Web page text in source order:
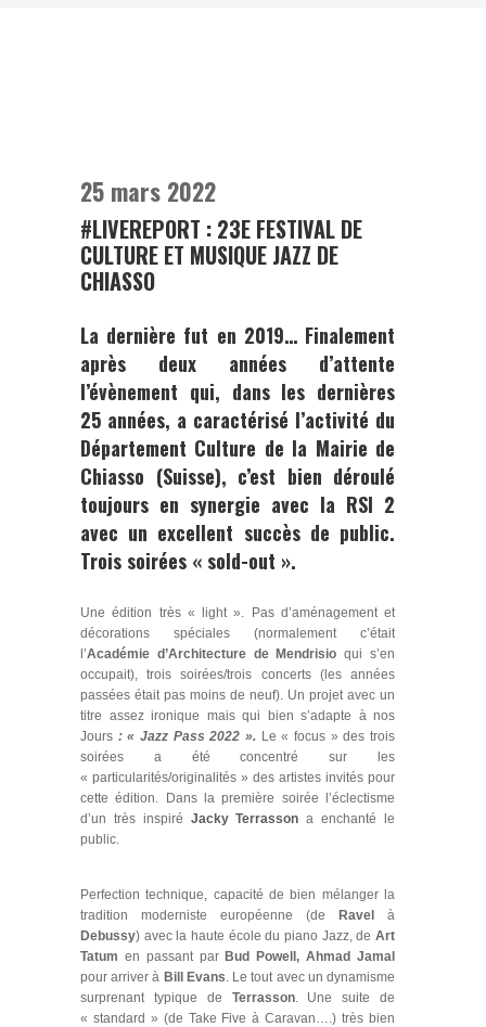
25 mars 2022
#LIVEREPORT : 23E FESTIVAL DE
CULTURE ET MUSIQUE JAZZ DE
CHIASSO
La dernière fut en 2019… Finalement
après deux années d’attente
l’évènement qui, dans les dernières
25 années, a caractérisé l’activité du
Département Culture de la Mairie de
Chiasso (Suisse), c’est bien déroulé
toujours en synergie avec la RSI 2
avec un excellent succès de public.
Trois soirées « sold-out ».
Une édition très « light ». Pas d’aménagement et
décorations spéciales (normalement c’était
l’Académie d’Architecture de Mendrisio qui s’en
occupait), trois soirées/trois concerts (les années
passées était pas moins de neuf). Un projet avec un
titre assez ironique mais qui bien s’adapte à nos
Jours : « Jazz Pass 2022 ». Le « focus » des trois
soirées a été concentré sur les
« particularités/originalités » des artistes invités pour
cette édition. Dans la première soirée l’éclectisme
d’un très inspiré Jacky Terrasson a enchanté le
public.
Perfection technique, capacité de bien mélanger la
tradition moderniste européenne (de
Ravel
à
Debussy) avec la haute école du piano Jazz, de Art
Tatum en passant par Bud Powell, Ahmad Jamal
pour arriver à Bill Evans. Le tout avec un dynamisme
surprenant typique de Terrasson. Une suite de
« standard » (de Take Five à Caravan….) très bien